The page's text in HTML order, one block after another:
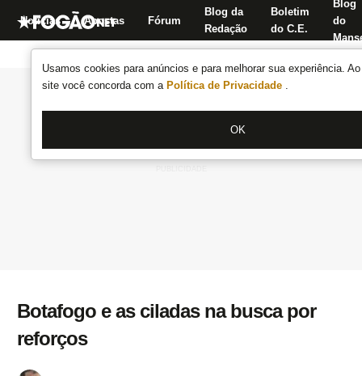
Usamos cookies para anúncios e para melhorar sua experiência.
site você concorda com a Política de Privacidade .
OK
Notícias Apostas Fórum
Blog da
Redação
Boletim
do C.E.
Blog
do
Botafogo e as ciladas na busca por
reforços